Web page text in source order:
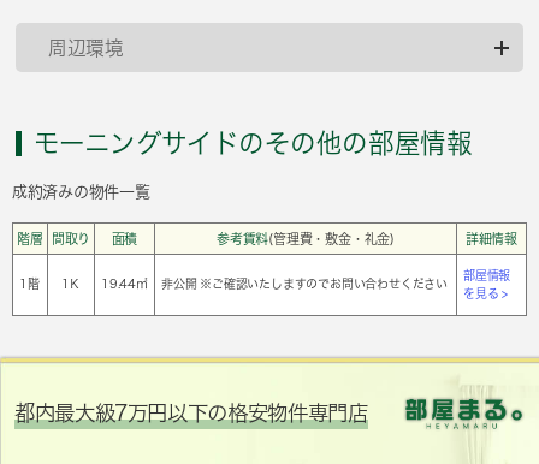
周辺環境
モーニングサイドのその他の部屋情報
成約済みの物件一覧
階層 間取り 面積 参考賃料(管理費・敷金・礼金) 詳細情報
1階 1Ｋ 19.44㎡ 非公開 ※ご確認いたしますのでお問い合わせください
部屋情報
を見る >
都内最大級7万円以下の格安物件専門店